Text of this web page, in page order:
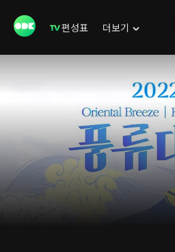
편성표 더보기